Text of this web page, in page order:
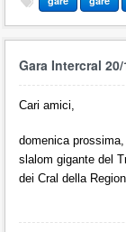
Gara Intercral
Cari amici,
domenica
slalom gigante del
dei Cral della